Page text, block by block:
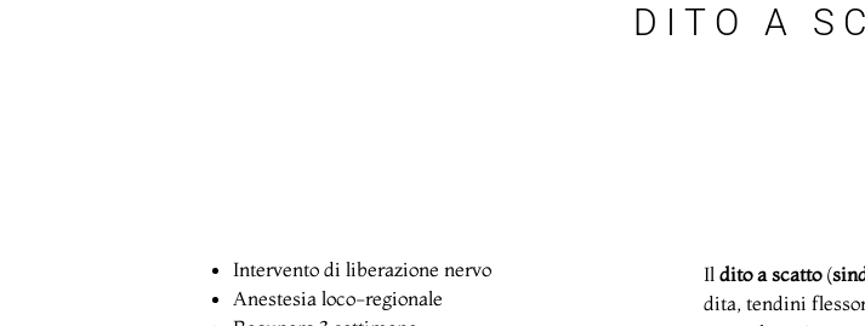
DITO A
Intervento di liberazione nervo
Anestesia loco-regionale
Il dito a scatto(
dita, tendini